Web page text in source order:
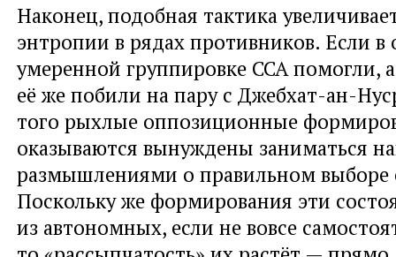
Наконец, подобная тактика
энтропии в рядах противников. Если
умеренной группировке ССА помогли,
её же побили на пару с Джебхат-ан-
того рыхлые оппозиционные
оказываются вынуждены заниматься
размышлениями о правильном выборе
Поскольку же формирования эти
из автономных, если не вовсе